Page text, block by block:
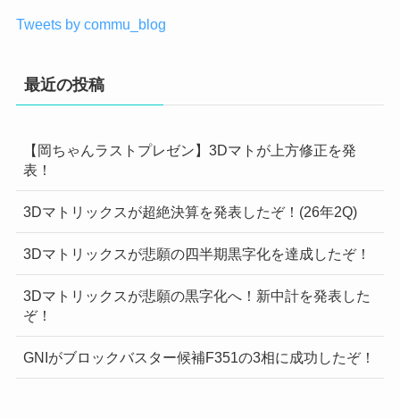
Tweets by commu_blog
最近の投稿
【岡ちゃんラストプレゼン】3Dマトが上方修正を発
表！
3Dマトリックスが超絶決算を発表したぞ！(26年2Q)
3Dマトリックスが悲願の四半期黒字化を達成したぞ！
3Dマトリックスが悲願の黒字化へ！新中計を発表した
ぞ！
GNIがブロックバスター候補F351の3相に成功したぞ！